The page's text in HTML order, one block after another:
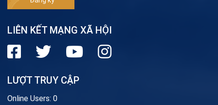
LIÊN KẾT MẠNG XÃ HỘI
LƯỢT TRUY CẬP
Online Users: 0